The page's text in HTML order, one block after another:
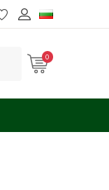
0